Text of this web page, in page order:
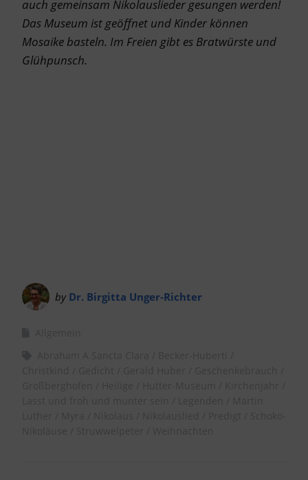
auch gemeinsam Nikolauslieder gesungen werden!
Das Museum ist geöffnet und Kinder können
Mosaike basteln. Im Freien gibt es Bratwürste und
Glühpunsch.
by Dr. Birgitta Unger-Richter